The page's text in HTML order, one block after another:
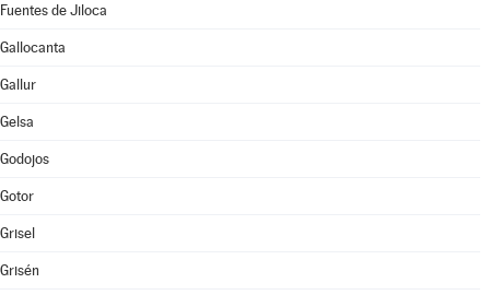
Fuentes de Jiloca
Gallocanta
Gallur
Gelsa
Godojos
Gotor
Grisel
Grisén